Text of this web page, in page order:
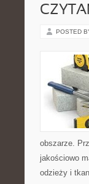
POSTED
obszarze.
jakościowo
odzieży i